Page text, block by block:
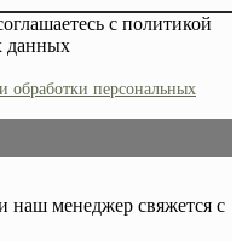
с политикой
данных
обработки персональных
наш менеджер свяжется с